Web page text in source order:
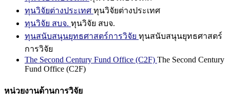
ทุนวิจัยต่างประเทศ ทุนวิจัยต่างประเทศ
ทุนวิจัย สบจ. ทุนวิจัย สบจ.
ทุนสนับสนุนยุทธศาสตร์การวิจัย ทุนสนับสนุนยุทธศาสตร์
การวิจัย
The Second Century Fund Office (C2F) The Second Century
Fund Office (C2F)
หน่วยงานด้านการวิจัย